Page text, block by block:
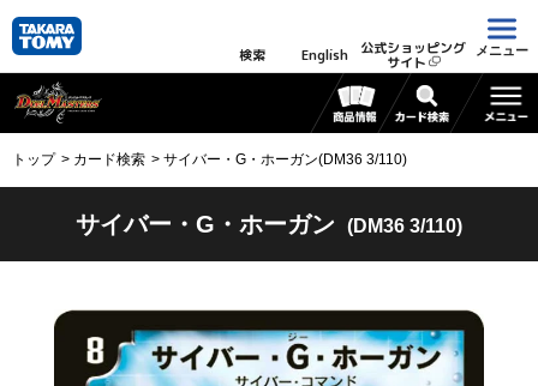
検索 English 公式ショッピング
サイト
メニュー
トップ カード検索 サイバー・G・ホーガン(DM36 3/110)
サイバー・G・ホーガン (DM36 3/110)